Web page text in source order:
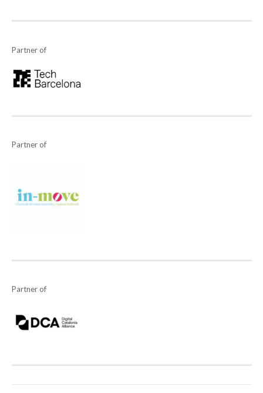
Partner of
Partner of
Partner of